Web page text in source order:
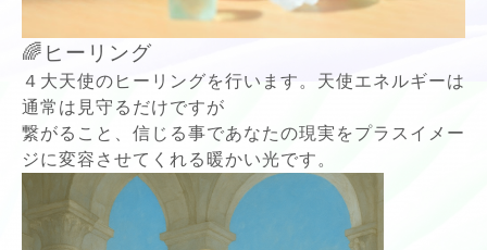
🌈ヒーリング
４大天使のヒーリングを行います。天使エネルギーは
通常は見守るだけですが
繋がること、信じる事であなたの現実をプラスイメー
ジに変容させてくれる暖かい光です。